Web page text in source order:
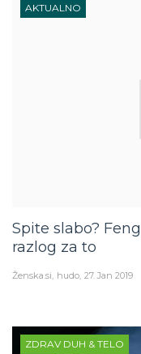
AKTUALNO
Spite slabo?
razlog za to
Ženska.si hudo 27. Jan 2019
ZDRAV DUH & TELO